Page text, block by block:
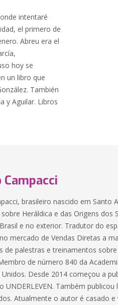
intentaré
el primero de
Abreu era el
hoy se
un libro que
También
y Aguilar. Libros
Campacci
brasileiro nascido em Santo
Heráldica e das Origens
e no exterior. Tradutor do
mercado de Vendas Diretas a
de palestras e treinamentos
de número 840 da
Desde 2014 começou a
UNDERLEVEN. Também
Atualmente o autor é casado